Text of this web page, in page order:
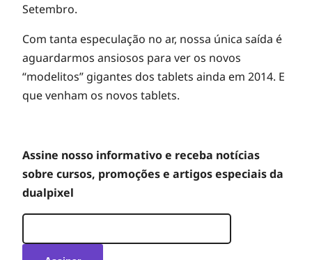
s
Setembro.
Com tanta especulação no ar, nossa única saída é
aguardarmos ansiosos para ver os novos
“modelitos” gigantes dos tablets ainda em 2014. E
que venham os novos tablets.
Assine nosso informativo e receba notícias
sobre cursos, promoções e artigos especiais da
dualpixel